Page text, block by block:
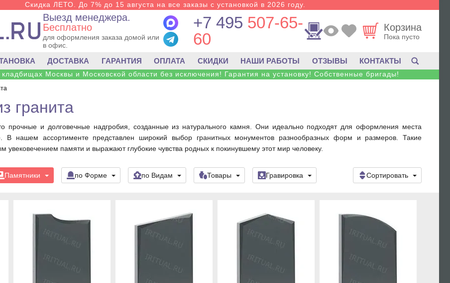
Скидка ЛЕТО. До 7% до 15 августа на все заказы с установкой в 2026 году.
Выезд менеджера.
Бесплатно
для оформления заказа домой или
в офис.
+7 495 507-65-
60
Корзина
Пока пусто
ДОСТАВКА ГАРАНТИЯ ОПЛАТА СКИДКИ НАШИ РАБОТЫ ОТЗЫВЫ КОНТАКТЫ
кладбищах Москвы и Московской области без исключения! Гарантия на установку! Собственные бригады!
гранита
прочные и долговечные надгробия, созданные из натурального камня. Они идеально подходят для оформления места
В нашем ассортименте представлен широкий выбор гранитных монументов разнообразных форм и размеров. Такие
увековечением памяти и выражают глубокие чувства родных к покинувшему этот мир человеку.
Памятники по Форме по Видам Товары Гравировка Сортировать